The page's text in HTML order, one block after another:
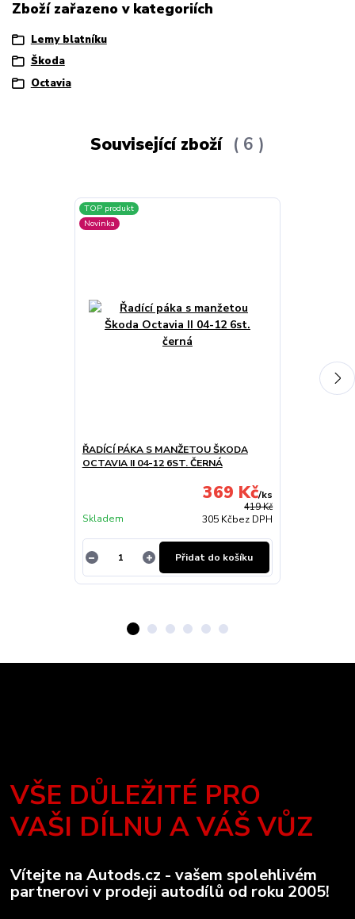
Zboží zařazeno v kategoriích
Lemy blatníku
Škoda
Octavia
Související zboží 6
TOP produkt
Novinka
ŘADÍCÍ PÁKA S MANŽETOU ŠKODA
OCTAVIA II 04-12 6ST. ČERNÁ
419 Kč
369 Kč/ks
305 Kčbez DPH
Skladem
Přidat do košíku
VŠE DŮLEŽITÉ PRO
VAŠI DÍLNU A VÁŠ VŮZ
Vítejte na Autods.cz - vašem spolehlivém
partnerovi v prodeji autodílů od roku 2005!